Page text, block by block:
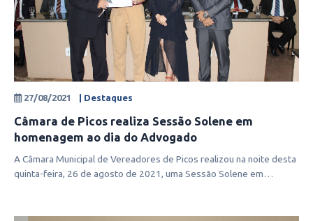
27/08/2021 | Destaques
Câmara de Picos realiza Sessão Solene em
homenagem ao dia do Advogado
A Câmara Municipal de Vereadores de Picos realizou na noite desta
quinta-feira, 26 de agosto de 2021, uma Sessão Solene em